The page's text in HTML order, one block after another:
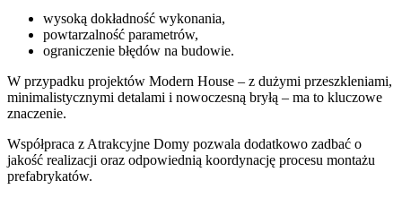
wysoką dokładność wykonania,
powtarzalność parametrów,
ograniczenie błędów na budowie.
W przypadku projektów Modern House – z dużymi przeszkleniami,
minimalistycznymi detalami i nowoczesną bryłą – ma to kluczowe
znaczenie.
Współpraca z Atrakcyjne Domy pozwala dodatkowo zadbać o
jakość realizacji oraz odpowiednią koordynację procesu montażu
prefabrykatów.